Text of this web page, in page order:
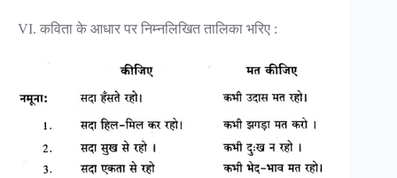
VI. कविता के आधार पर निम्नलिखित तालिका भरिए :